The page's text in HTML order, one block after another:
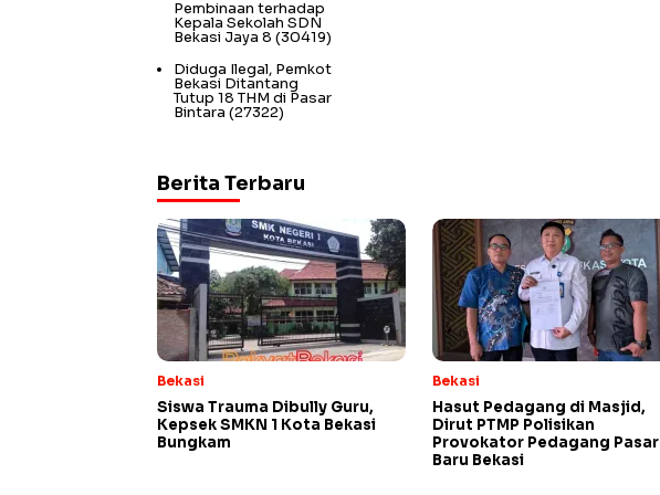
Pembinaan terhadap
Kepala Sekolah SDN
Bekasi Jaya 8 (30419)
Diduga Ilegal, Pemkot
Bekasi Ditantang
Tutup 18 THM di Pasar
Bintara (27322)
Berita Terbaru
Bekasi
Siswa Trauma Dibully Guru,
Kepsek SMKN 1 Kota Bekasi
Bungkam
Bekasi
Hasut Pedagang di Masjid,
Dirut PTMP Polisikan
Provokator Pedagang Pasar
Baru Bekasi